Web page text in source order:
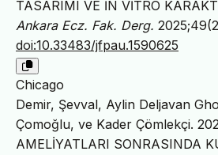
TASARIMI VE İN VİTRO
Ankara Ecz. Fak. Derg.
doi:10.33483/jfpau.1590625
Chicago
Demir, Şevval, Aylin Deljavan
Çomoğlu, ve Kader Çömlekçi.
AMELİYATLARI SONRASINDA